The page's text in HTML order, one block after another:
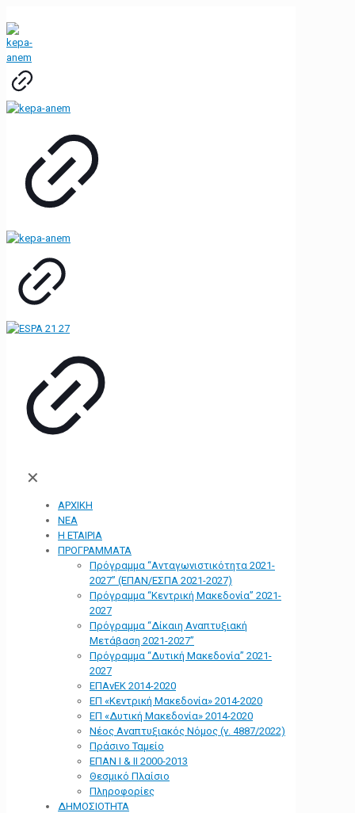
✕
ΑΡΧΙΚΗ
ΝΕΑ
Η ΕΤΑΙΡΙΑ
ΠΡΟΓΡΑΜΜΑΤΑ
Πρόγραμμα “Ανταγωνιστικότητα 2021-
2027” (ΕΠΑΝ/ΕΣΠΑ 2021-2027)
Πρόγραμμα “Κεντρική Μακεδονία” 2021-
2027
Πρόγραμμα “Δίκαιη Αναπτυξιακή
Μετάβαση 2021-2027”
Πρόγραμμα “Δυτική Μακεδονία” 2021-
2027
ΕΠΑνΕΚ 2014-2020
ΕΠ «Kεντρική Μακεδονία» 2014-2020
ΕΠ «Δυτική Μακεδονία» 2014-2020
Νέος Αναπτυξιακός Νόμος (ν. 4887/2022)
Πράσινο Ταμείο
ΕΠΑΝ Ι & ΙΙ 2000-2013
Θεσμικό Πλαίσιο
Πληροφορίες
ΔΗΜΟΣΙΟΤΗΤΑ